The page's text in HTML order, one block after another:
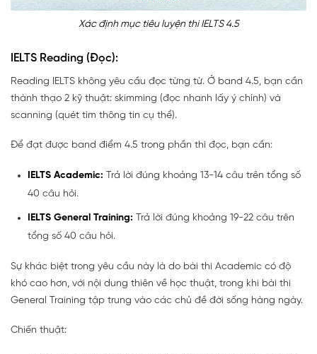
Xác định mục tiêu luyện thi IELTS 4.5
IELTS Reading (Đọc):
Reading IELTS không yêu cầu đọc từng từ. Ở band 4.5, bạn cần
thành thạo 2 kỹ thuật: skimming (đọc nhanh lấy ý chính) và
scanning (quét tìm thông tin cụ thể).
Để đạt được band điểm 4.5 trong phần thi đọc, bạn cần:
IELTS Academic: Trả lời đúng khoảng 13-14 câu trên tổng số
40 câu hỏi.
IELTS General Training: Trả lời đúng khoảng 19-22 câu trên
tổng số 40 câu hỏi.
Sự khác biệt trong yêu cầu này là do bài thi Academic có độ
khó cao hơn, với nội dung thiên về học thuật, trong khi bài thi
General Training tập trung vào các chủ đề đời sống hàng ngày.
Chiến thuật: